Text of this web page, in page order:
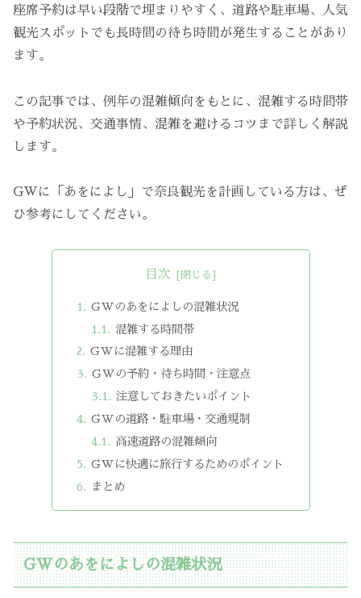
座席予約は早い段階で埋まりやすく、道路や駐車場、人気
観光スポットでも長時間の待ち時間が発生することがあり
ます。
この記事では、例年の混雑傾向をもとに、混雑する時間帯
や予約状況、交通事情、混雑を避けるコツまで詳しく解説
します。
GWに「あをによし」で奈良観光を計画している方は、ぜ
ひ参考にしてください。
目次
GWのあをによしの混雑状況
混雑する時間帯
GWに混雑する理由
GWの予約・待ち時間・注意点
注意しておきたいポイント
GWの道路・駐車場・交通規制
高速道路の混雑傾向
GWに快適に旅行するためのポイント
まとめ
GWのあをによしの混雑状況